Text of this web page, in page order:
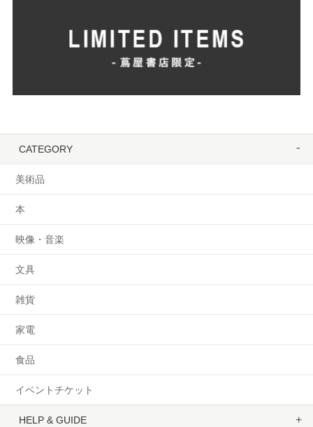
CATEGORY
美術品
本
映像・音楽
文具
雑貨
家電
食品
イベントチケット
HELP & GUIDE